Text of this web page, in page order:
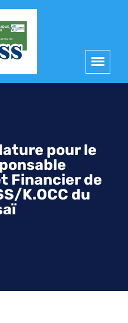
pour le
Financier de
K.OCC du